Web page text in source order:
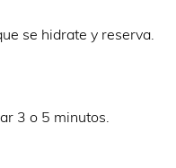
se hidrate y reserva.
3 o 5 minutos.